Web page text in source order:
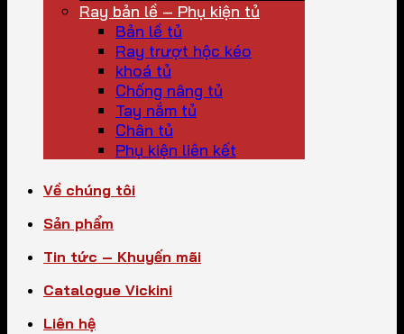
Ray bản lề – Phụ kiện tủ
Bản lề tủ
Ray trượt hộc kéo
khoá tủ
Chống nâng tủ
Tay nắm tủ
Chân tủ
Phụ kiện liên kết
Về chúng tôi
Sản phẩm
Tin tức – Khuyến mãi
Catalogue Vickini
Liên hệ